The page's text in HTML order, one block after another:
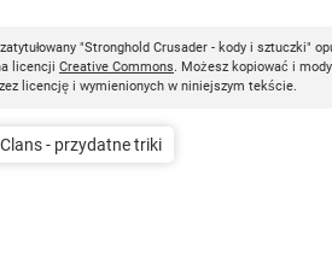
"Stronghold Crusader - kody i sztuczki"
licencji Creative Commons. Możesz kopiować i
licencję i wymienionych w niniejszym tekście.
- przydatne triki